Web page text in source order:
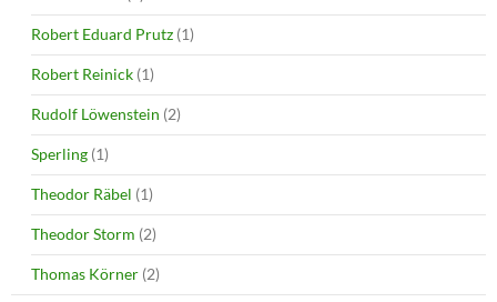
Robert Eduard Prutz (1)
Robert Reinick (1)
Rudolf Löwenstein (2)
Sperling (1)
Theodor Räbel (1)
Theodor Storm (2)
Thomas Körner (2)